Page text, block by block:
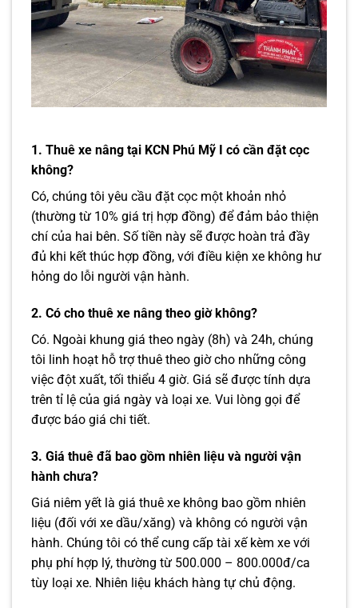
1. Thuê xe nâng tại KCN Phú Mỹ I có cần đặt cọc
không?
Có, chúng tôi yêu cầu đặt cọc một khoản nhỏ
(thường từ 10% giá trị hợp đồng) để đảm bảo thiện
chí của hai bên. Số tiền này sẽ được hoàn trả đầy
đủ khi kết thúc hợp đồng, với điều kiện xe không hư
hỏng do lỗi người vận hành.
2. Có cho thuê xe nâng theo giờ không?
Có. Ngoài khung giá theo ngày (8h) và 24h, chúng
tôi linh hoạt hỗ trợ thuê theo giờ cho những công
việc đột xuất, tối thiểu 4 giờ. Giá sẽ được tính dựa
trên tỉ lệ của giá ngày và loại xe. Vui lòng gọi để
được báo giá chi tiết.
3. Giá thuê đã bao gồm nhiên liệu và người vận
hành chưa?
Giá niêm yết là giá thuê xe không bao gồm nhiên
liệu (đối với xe dầu/xăng) và không có người vận
hành. Chúng tôi có thể cung cấp tài xế kèm xe với
phụ phí hợp lý, thường từ 500.000 – 800.000đ/ca
tùy loại xe. Nhiên liệu khách hàng tự chủ động.